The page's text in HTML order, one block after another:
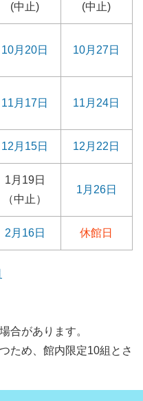
(中止)
(中止)
10月20日 10月27日
11月17日 11月24日
12月15日 12月22日
1月19日
（中止）
1月26日
2月16日 休館日
合があります。
ため、館内限定10組とさ